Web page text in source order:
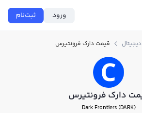
ورود ثبت‌نام
قیمت دارک فرونتیرس
دارک فرونتیرس
Dark Frontiers (DARK)